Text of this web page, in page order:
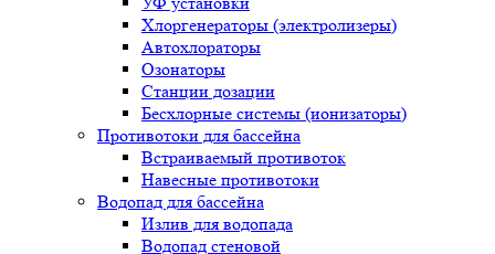
Хлоргенераторы (электролизеры)
Автохлораторы
Озонаторы
Станции дозации
Бесхлорные системы (ионизаторы)
Противотоки для бассейна
Встраиваемый противоток
Навесные противотоки
Водопад для бассейна
Излив для водопада
Водопад стеновой